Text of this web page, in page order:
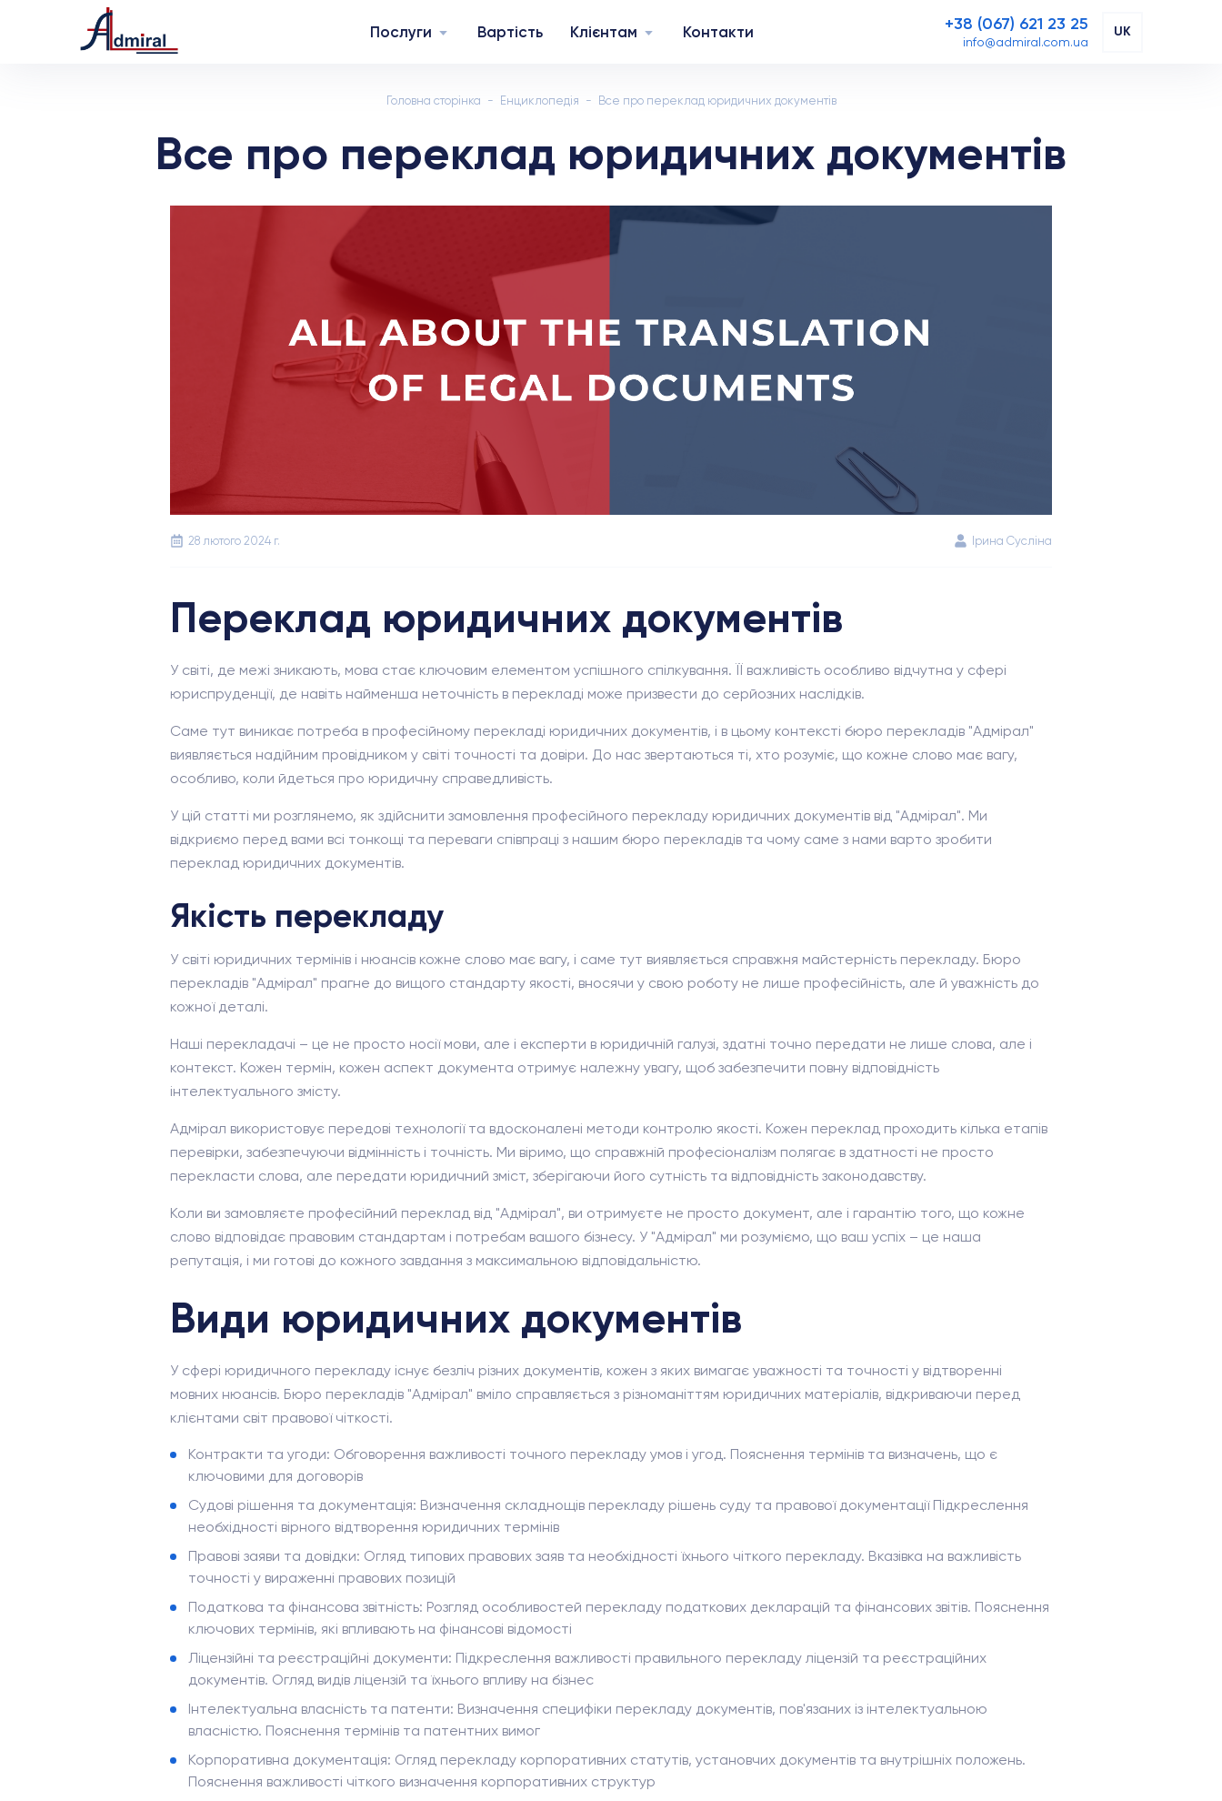
Послуги Вартість Клієнтам Контакти +38 (067) 621 23 25
info@admiral.com.ua
UK
Головна сторінка Енциклопедія Все про переклад юридичних документів
Все про переклад юридичних документів
28 лютого 2024 г. Ірина Сусліна
Переклад юридичних документів
У світі, де межі зникають, мова стає ключовим елементом успішного спілкування. ЇЇ важливість особливо відчутна у сфері
юриспруденції, де навіть найменша неточність в перекладі може призвести до серйозних наслідків.
Саме тут виникає потреба в професійному перекладі юридичних документів, і в цьому контексті бюро перекладів "Адмірал"
виявляється надійним провідником у світі точності та довіри. До нас звертаються ті, хто розуміє, що кожне слово має вагу,
особливо, коли йдеться про юридичну справедливість.
У цій статті ми розглянемо, як здійснити замовлення професійного перекладу юридичних документів від "Адмірал". Ми
відкриємо перед вами всі тонкощі та переваги співпраці з нашим бюро перекладів та чому саме з нами варто зробити
переклад юридичних документів.
Якість перекладу
У світі юридичних термінів і нюансів кожне слово має вагу, і саме тут виявляється справжня майстерність перекладу. Бюро
перекладів "Адмірал" прагне до вищого стандарту якості, вносячи у свою роботу не лише професійність, але й уважність до
кожної деталі.
Наші перекладачі – це не просто носії мови, але і експерти в юридичній галузі, здатні точно передати не лише слова, але і
контекст. Кожен термін, кожен аспект документа отримує належну увагу, щоб забезпечити повну відповідність
інтелектуального змісту.
Адмірал використовує передові технології та вдосконалені методи контролю якості. Кожен переклад проходить кілька етапів
перевірки, забезпечуючи відмінність і точність. Ми віримо, що справжній професіоналізм полягає в здатності не просто
перекласти слова, але передати юридичний зміст, зберігаючи його сутність та відповідність законодавству.
Коли ви замовляєте професійний переклад від "Адмірал", ви отримуєте не просто документ, але і гарантію того, що кожне
слово відповідає правовим стандартам і потребам вашого бізнесу. У "Адмірал" ми розуміємо, що ваш успіх – це наша
репутація, і ми готові до кожного завдання з максимальною відповідальністю.
Види юридичних документів
У сфері юридичного перекладу існує безліч різних документів, кожен з яких вимагає уважності та точності у відтворенні
мовних нюансів. Бюро перекладів "Адмірал" вміло справляється з різноманіттям юридичних матеріалів, відкриваючи перед
клієнтами світ правової чіткості.
Контракти та угоди: Обговорення важливості точного перекладу умов і угод. Пояснення термінів та визначень, що є
ключовими для договорів
Судові рішення та документація: Визначення складнощів перекладу рішень суду та правової документації Підкреслення
необхідності вірного відтворення юридичних термінів
Правові заяви та довідки: Огляд типових правових заяв та необхідності їхнього чіткого перекладу. Вказівка на важливість
точності у вираженні правових позицій
Податкова та фінансова звітність: Розгляд особливостей перекладу податкових декларацій та фінансових звітів. Пояснення
ключових термінів, які впливають на фінансові відомості
Ліцензійні та реєстраційні документи: Підкреслення важливості правильного перекладу ліцензій та реєстраційних
документів. Огляд видів ліцензій та їхнього впливу на бізнес
Інтелектуальна власність та патенти: Визначення специфіки перекладу документів, пов'язаних із інтелектуальною
власністю. Пояснення термінів та патентних вимог
Корпоративна документація: Огляд перекладу корпоративних статутів, установчих документів та внутрішніх положень.
Пояснення важливості чіткого визначення корпоративних структур